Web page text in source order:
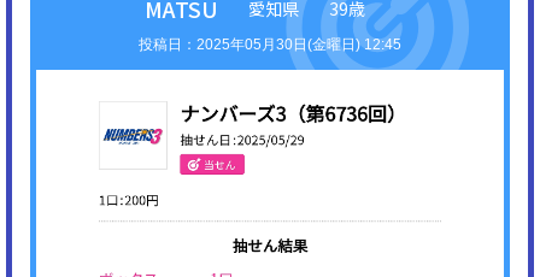
MATSU
愛知県 39歳
2025年05月30日(金曜日) 12:45